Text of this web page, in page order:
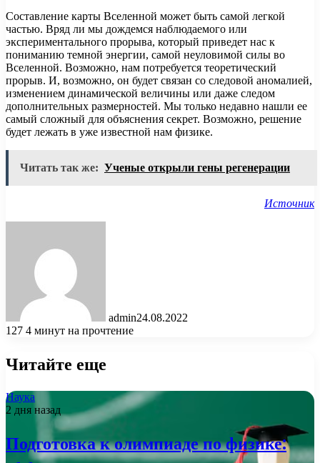
Составление карты Вселенной может быть самой легкой
частью. Вряд ли мы дождемся наблюдаемого или
экспериментального прорыва, который приведет нас к
пониманию темной энергии, самой неуловимой силы во
Вселенной. Возможно, нам потребуется теоретический
прорыв. И, возможно, он будет связан со следовой аномалией,
изменением динамической величины или даже следом
дополнительных размерностей. Мы только недавно нашли ее
самый сложный для объяснения секрет. Возможно, решение
будет лежать в уже известной нам физике.
Читать так же: Ученые открыли гены регенерации
Источник
admin24.08.2022
127 4 минут на прочтение
Читайте еще
Наука
2 дня назад
Подготовка к олимпиаде по физике: